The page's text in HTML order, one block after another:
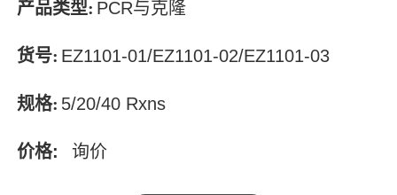
产品类型: PCR与克隆
货号: EZ1101-01/EZ1101-02/EZ1101-03
规格: 5/20/40 Rxns
价格: 询价